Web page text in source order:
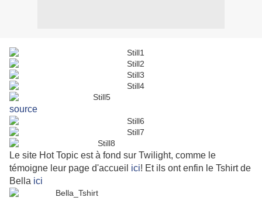
source
Le site Hot Topic est à fond sur Twilight, comme le
témoigne leur page d'accueil ici! Et ils ont enfin le Tshirt de
Bella ici